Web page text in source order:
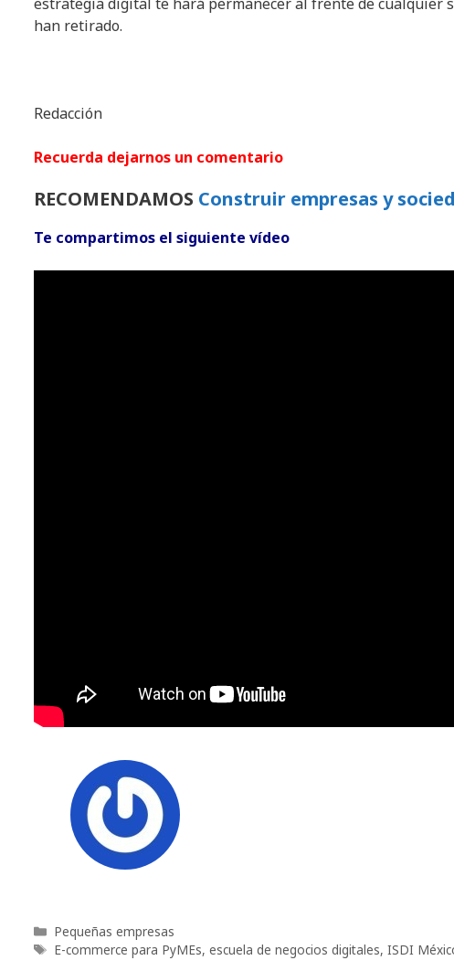
estrategia digital te hará permanecer al frente de cualquier
han retirado.
Redacción
Recuerda dejarnos un comentario
RECOMENDAMOS Construir empresas y
Te compartimos el siguiente vídeo
Categorías
Pequeñas empresas
Etiquetas
E-commerce para PyMEs, escuela de negocios digitales, ISDI